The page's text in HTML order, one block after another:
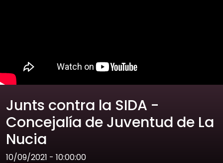
Junts contra la SIDA -
Concejalía de Juventud de La
Nucia
10/09/2021 - 10:00:00